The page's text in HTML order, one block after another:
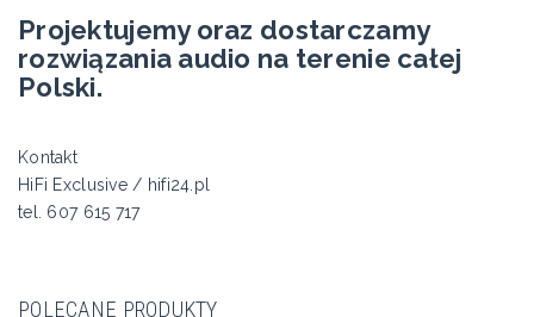
Projektujemy oraz dostarczamy
rozwiązania audio na terenie całej
Polski.
Kontakt
HiFi Exclusive / hifi24.pl
tel. 607 615 717
POLECANE PRODUKTY